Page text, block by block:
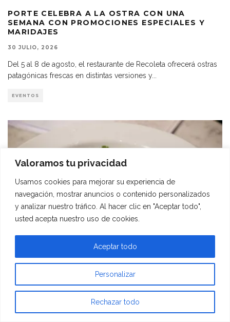
Valoramos tu privacidad
Usamos cookies para mejorar su experiencia de
navegación, mostrar anuncios o contenido personalizados
y analizar nuestro tráfico. Al hacer clic en "Aceptar todo",
usted acepta nuestro uso de cookies.
Personalizar
Rechazar todo
Aceptar todo
PORTE CELEBRA A LA OSTRA CON UNA
SEMANA CON PROMOCIONES ESPECIALES Y
MARIDAJES
30 JULIO, 2026
Del 5 al 8 de agosto, el restaurante de Recoleta ofrecerá ostras
patagónicas frescas en distintas versiones y...
EVENTOS
AGENDA GASTRONÓMICA DEL 3 A 9 DE
AGOSTO